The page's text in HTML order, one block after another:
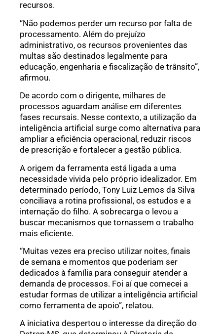
recursos.
“Não podemos perder um recurso por falta de
processamento. Além do prejuízo
administrativo, os recursos provenientes das
multas são destinados legalmente para
educação, engenharia e fiscalização de trânsito”,
afirmou.
De acordo com o dirigente, milhares de
processos aguardam análise em diferentes
fases recursais. Nesse contexto, a utilização da
inteligência artificial surge como alternativa para
ampliar a eficiência operacional, reduzir riscos
de prescrição e fortalecer a gestão pública.
A origem da ferramenta está ligada a uma
necessidade vivida pelo próprio idealizador. Em
determinado período, Tony Luiz Lemos da Silva
conciliava a rotina profissional, os estudos e a
internação do filho. A sobrecarga o levou a
buscar mecanismos que tornassem o trabalho
mais eficiente.
“Muitas vezes era preciso utilizar noites, finais
de semana e momentos que poderiam ser
dedicados à família para conseguir atender a
demanda de processos. Foi aí que comecei a
estudar formas de utilizar a inteligência artificial
como ferramenta de apoio”, relatou.
A iniciativa despertou o interesse da direção do